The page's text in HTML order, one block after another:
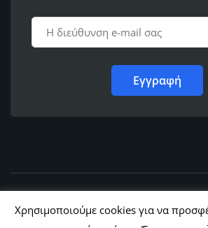
© 2011 - 2022, Ε.Λ.Φ.Ε.Ε.
Χρησιμοποιούμε cookies για να